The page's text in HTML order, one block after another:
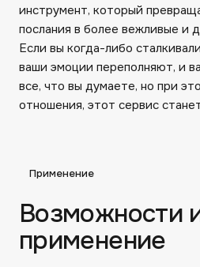
инструмент, который
послания в более вежливые и
Если вы когда-либо
ваши эмоции переполняют, и
все, что вы думаете, но при
отношения, этот сервис
Применение
Возможности
применение